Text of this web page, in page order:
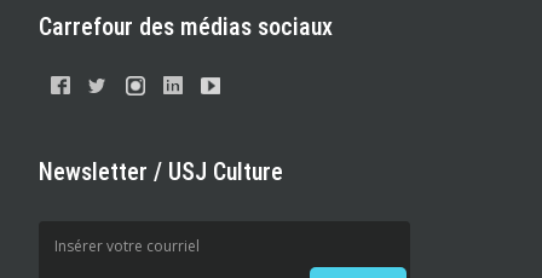
Carrefour des médias sociaux
Newsletter / USJ Culture